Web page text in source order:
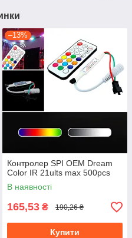
–13%
Контролер SPI OEM Dream
Color IR 21ults max 500pcs
В наявності
165,53 ₴ 190,26 ₴
Купити